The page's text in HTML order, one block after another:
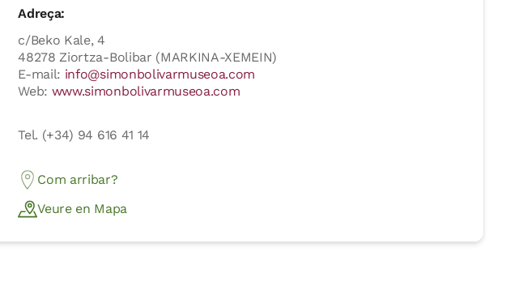
Adreça:
c/Beko Kale, 4
48278 Ziortza-Bolibar (MARKINA-XEMEIN)
E-mail: info@simonbolivarmuseoa.com
Web: www.simonbolivarmuseoa.com
Tel. (+34) 94 616 41 14
Com arribar?
Veure en Mapa